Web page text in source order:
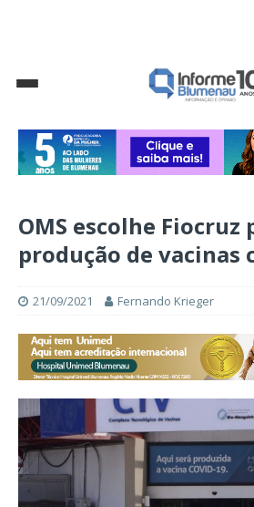
OMS escolhe Fiocruz
produção de vacinas
21/09/2021 Fernando Krieger